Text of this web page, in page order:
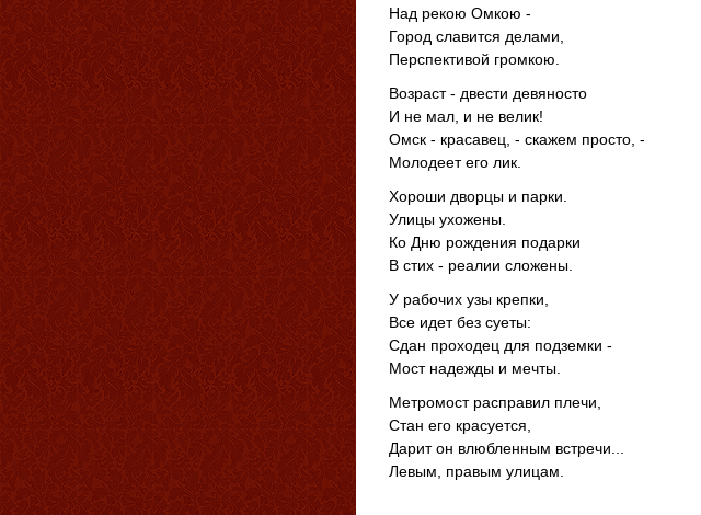
Над рекою Омкою -
Город славится делами,
Перспективой громкою.
Возраст - двести девяносто
И не мал, и не велик!
Омск - красавец, - скажем просто, -
Молодеет его лик.
Хороши дворцы и парки.
Улицы ухожены.
Ко Дню рождения подарки
В стих - реалии сложены.
У рабочих узы крепки,
Все идет без суеты:
Сдан проходец для подземки -
Мост надежды и мечты.
Метромост расправил плечи,
Стан его красуется,
Дарит он влюбленным встречи...
Левым, правым улицам.